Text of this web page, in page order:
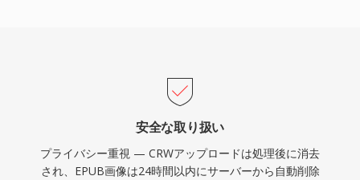
安全な取り扱い
プライバシー重視 — CRWアップロードは処理後に消去
され、EPUB画像は24時間以内にサーバーから自動削除